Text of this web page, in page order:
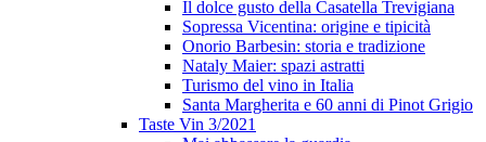
Il dolce gusto della Casatella Trevigiana
Sopressa Vicentina: origine e tipicità
Onorio Barbesin: storia e tradizione
Nataly Maier: spazi astratti
Turismo del vino in Italia
Santa Margherita e 60 anni di Pinot Grigio
Taste Vin 3/2021